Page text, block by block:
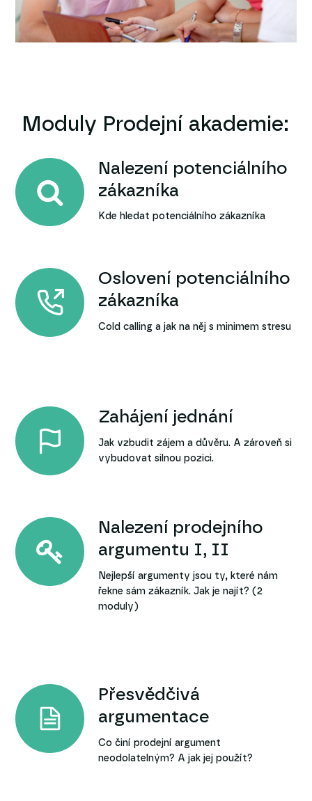
Moduly Prodejní akademie:
Nalezení potenciálního
zákazníka
Kde hledat potenciálního zákazníka
Oslovení potenciálního
zákazníka
Cold calling a jak na něj s minimem stresu
Zahájení jednání
Jak vzbudit zájem a důvěru. A zároveň si
vybudovat silnou pozici.
Nalezení prodejního
argumentu I, II
Nejlepší argumenty jsou ty, které nám
řekne sám zákazník. Jak je najít? (2
moduly)
Přesvědčivá
argumentace
Co činí prodejní argument
neodolatelným? A jak jej použít?